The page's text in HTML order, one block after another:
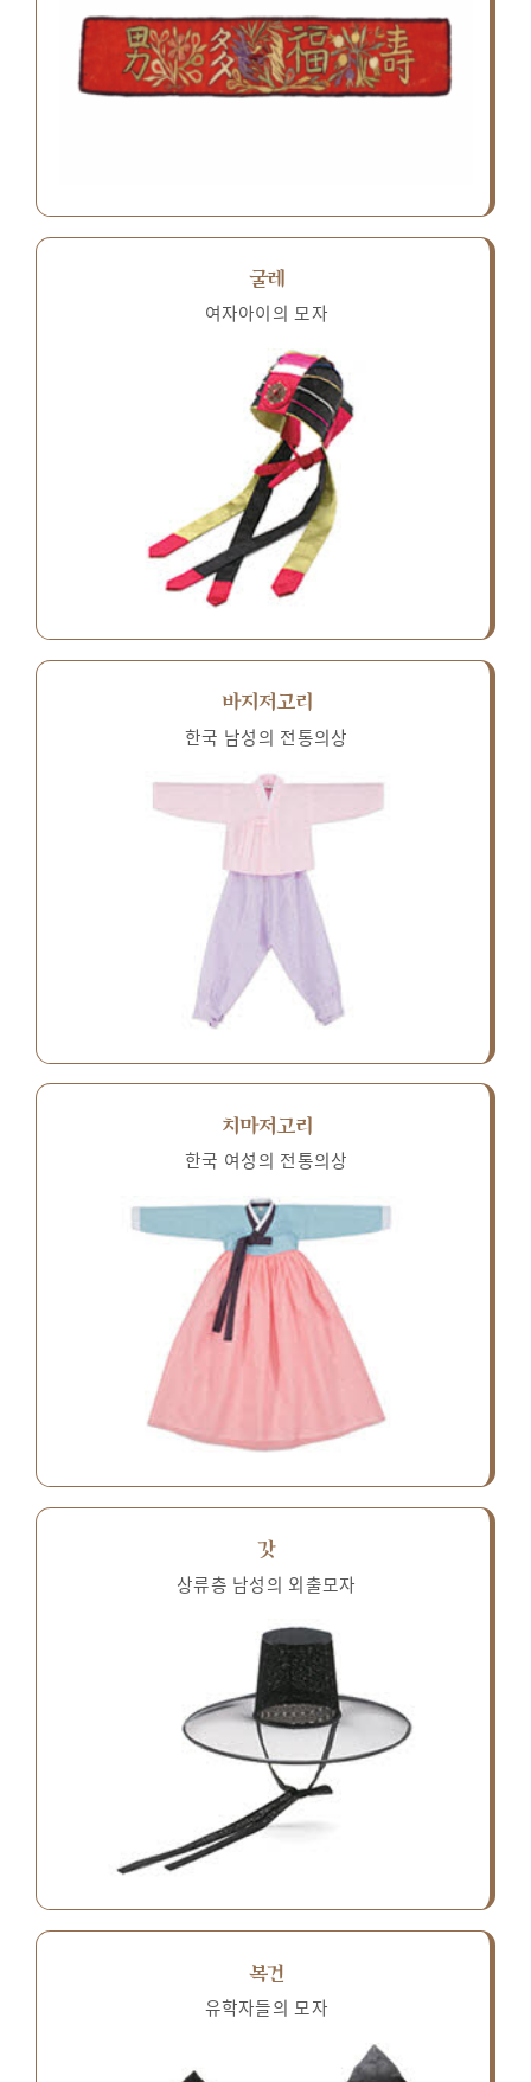
굴레
여자아이의 모자
바지저고리
한국 남성의 전통의상
치마저고리
한국 여성의 전통의상
갓
상류층 남성의 외출모자
복건
유학자들의 모자